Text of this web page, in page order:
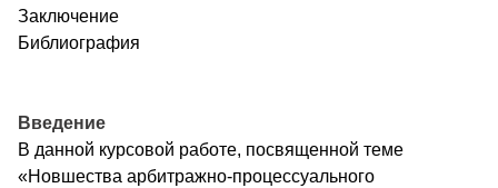
Заключение
Библиография
Введение
В данной курсовой работе, посвященной теме
«Новшества арбитражно-процессуального